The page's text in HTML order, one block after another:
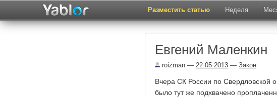
Разместить статью Неделя
Евгений Маленкин
roizman — 22.05.2013 — Закон
Вчера СК России по Свердловской
было тут же подхвачено